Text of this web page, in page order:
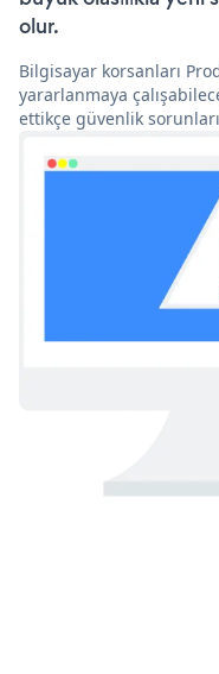
olur.
Bilgisayar korsanları
yararlanmaya
ettikçe güvenlik